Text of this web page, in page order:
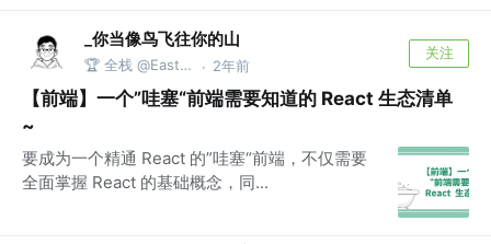
_你当像鸟飞往你的山
🏆 全栈 @East White · 2年前
关注
【前端】一个”哇塞“前端需要知道的 React 生态清单
~
要成为一个精通 React 的”哇塞“前端，不仅需要
全面掌握 React 的基础概念，同...